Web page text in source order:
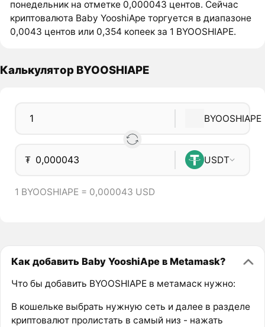
понедельник на отметке 0,000043 центов. Сейчас
криптовалюта Baby YooshiApe торгуется в диапазоне
0,0043 центов или 0,354 копеек за 1 BYOOSHIAPE.
Калькулятор BYOOSHIAPE
BYOOSHIAPE
₮ USDT
1 BYOOSHIAPE = 0,000043 USD
Как добавить Baby YooshiApe в Metamask?
Что бы добавить BYOOSHIAPE в метамаск нужно:
В кошельке выбрать нужную сеть и далее в разделе
криптовалют пролистать в самый низ - нажать